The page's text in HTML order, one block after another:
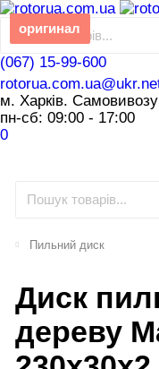
(067) 15-99-600
м. Харків.
пн-сб: 09:00 - 17:00
0
Пильний диск
Диск
дереву
оригинал